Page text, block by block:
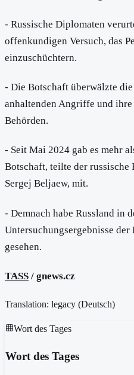
- Russische Diplomaten
offenkundigen Versuch, das
einzuschüchtern.
- Die Botschaft überwälzte
anhaltenden Angriffe und
Behörden.
- Seit Mai 2024 gab es mehr
Botschaft, teilte der
Sergej Beljaew, mit.
- Demnach habe Russland in
Untersuchungsergebnisse der
gesehen.
TASS / gnews.cz
Translation: legacy (Deutsch)
Wort des Tages
Wort des Tages